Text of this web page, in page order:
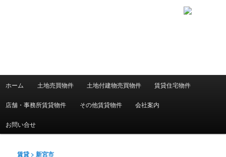
下地ハウジングHP
イ
ニ
ュ
イ
ン
コ
ブ
コ
ン
ホーム 土地売買物件 土地付建物売買物件 賃貸住宅物件
店舗・事務所賃貸物件 その他賃貸物件 会社案内
お問い合せ
賃貸 > 新宮市